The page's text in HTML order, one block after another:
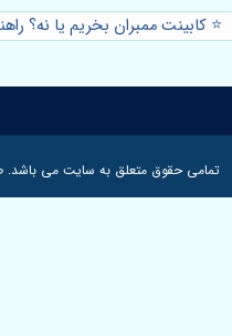
⭐️ کابینت ممبران بخریم یا نه؟
تمامی حقوق متعلق به سایت می باشد.